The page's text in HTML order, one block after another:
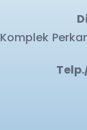
Komplek